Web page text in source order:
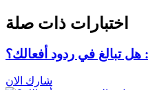
اختبارات ذات صلة
هل تبالغ في ردود أفعالك؟
شارك الان